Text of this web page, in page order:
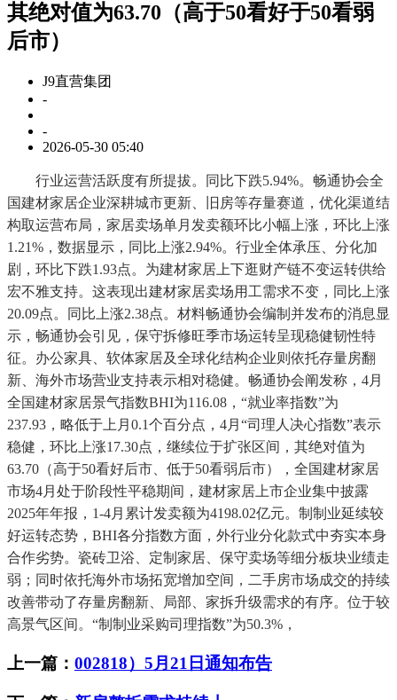
其绝对值为63.70（高于50看好于50看弱
后市）
J9直营集团
-
-
2026-05-30 05:40
行业运营活跃度有所提拔。同比下跌5.94%。畅通协会全
国建材家居企业深耕城市更新、旧房等存量赛道，优化渠道结
构取运营布局，家居卖场单月发卖额环比小幅上涨，环比上涨
1.21%，数据显示，同比上涨2.94%。行业全体承压、分化加
剧，环比下跌1.93点。为建材家居上下逛财产链不变运转供给
宏不雅支持。这表现出建材家居卖场用工需求不变，同比上涨
20.09点。同比上涨2.38点。材料畅通协会编制并发布的消息显
示，畅通协会引见，保守拆修旺季市场运转呈现稳健韧性特
征。办公家具、软体家居及全球化结构企业则依托存量房翻
新、海外市场营业支持表示相对稳健。畅通协会阐发称，4月
全国建材家居景气指数BHI为116.08，“就业率指数”为
237.93，略低于上月0.1个百分点，4月“司理人决心指数”表示
稳健，环比上涨17.30点，继续位于扩张区间，其绝对值为
63.70（高于50看好后市、低于50看弱后市），全国建材家居
市场4月处于阶段性平稳期间，建材家居上市企业集中披露
2025年年报，1-4月累计发卖额为4198.02亿元。制制业延续较
好运转态势，BHI各分指数方面，外行业分化款式中夯实本身
合作劣势。瓷砖卫浴、定制家居、保守卖场等细分板块业绩走
弱；同时依托海外市场拓宽增加空间，二手房市场成交的持续
改善带动了存量房翻新、局部、家拆升级需求的有序。位于较
高景气区间。“制制业采购司理指数”为50.3%，
上一篇： 002818）5月21日通知布告